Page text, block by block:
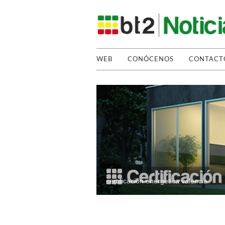
WEB CONÓCENOS
certificacion energetica valencia